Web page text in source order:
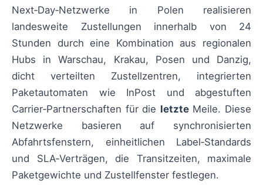
Next‑Day‑Netzwerke in Polen realisieren
landesweite Zustellungen innerhalb von 24
Stunden durch eine Kombination aus regionalen
Hubs in Warschau, Krakau, Posen und Danzig,
dicht verteilten Zustellzentren, integrierten
Paketautomaten wie InPost und abgestuften
Carrier‑Partnerschaften für die letzteMeile. Diese
Netzwerke basieren auf synchronisierten
Abfahrtsfenstern, einheitlichen Label‑Standards
und SLA‑Verträgen, die Transitzeiten, maximale
Paketgewichte und Zustellfenster festlegen.